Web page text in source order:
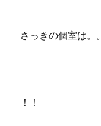
さっきの個室は。。
！！